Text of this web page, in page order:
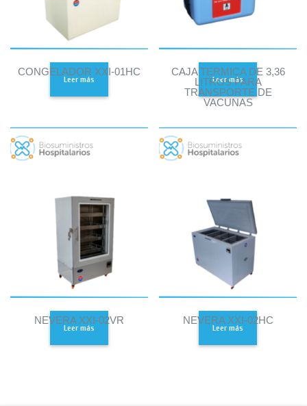
CONGELADOR XXI-01HC
Leer más
CAJA TERMICA DE 3,36
LITROS PARA
TRANSPORTE DE
VACUNAS
Leer más
NEVERA XXI-02VR
Leer más
NEVERA XXI-02HC
Leer más